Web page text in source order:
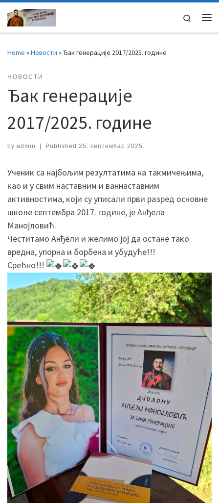
Skip to content Search
Home »Новости »Ђак генерације 2017/2025. године
НОВОСТИ
Ђак генерације
2017/2025. године
by admin | Published 25. септембар 2025.
Ученик са најбољим резултатима на такмичењима,
као и у свим наставним и ваннаставним
активностима, који су уписали први разред основне
школе септембра 2017. године, је Анђела
Манојловић.
Честитамо Анђели и желимо јој да остане тако
вредна, упорна и борбена и убудуће!!!
Срећно!!!